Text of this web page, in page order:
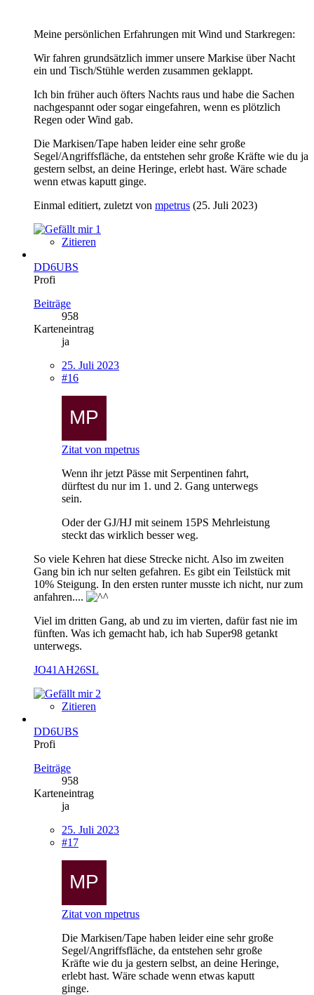
Meine persönlichen Erfahrungen mit Wind und Starkregen:
Wir fahren grundsätzlich immer unsere Markise über Nacht
ein und Tisch/Stühle werden zusammen geklappt.
Ich bin früher auch öfters Nachts raus und habe die Sachen
nachgespannt oder sogar eingefahren, wenn es plötzlich
Regen oder Wind gab.
Die Markisen/Tape haben leider eine sehr große
Segel/Angriffsfläche, da entstehen sehr große Kräfte wie du ja
gestern selbst, an deine Heringe, erlebt hast. Wäre schade
wenn etwas kaputt ginge.
Einmal editiert, zuletzt von mpetrus (25. Juli 2023)
1
Zitieren
DD6UBS
Profi
Beiträge
958
Karteneintrag
ja
25. Juli 2023
#16
Zitat von mpetrus
Wenn ihr jetzt Pässe mit Serpentinen fahrt,
dürftest du nur im 1. und 2. Gang unterwegs
sein.
Oder der GJ/HJ mit seinem 15PS Mehrleistung
steckt das wirklich besser weg.
So viele Kehren hat diese Strecke nicht. Also im zweiten
Gang bin ich nur selten gefahren. Es gibt ein Teilstück mit
10% Steigung. In den ersten runter musste ich nicht, nur zum
anfahren....
Viel im dritten Gang, ab und zu im vierten, dafür fast nie im
fünften. Was ich gemacht hab, ich hab Super98 getankt
unterwegs.
JO41AH26SL
2
Zitieren
DD6UBS
Profi
Beiträge
958
Karteneintrag
ja
25. Juli 2023
#17
Zitat von mpetrus
Die Markisen/Tape haben leider eine sehr große
Segel/Angriffsfläche, da entstehen sehr große
Kräfte wie du ja gestern selbst, an deine Heringe,
erlebt hast. Wäre schade wenn etwas kaputt
ginge.